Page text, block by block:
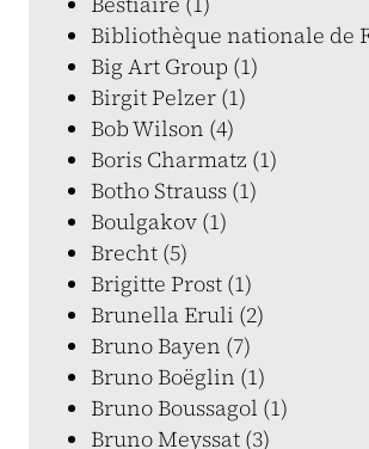
Bibliothèque nationale de
Big Art Group (1)
Birgit Pelzer (1)
Bob Wilson (4)
Boris Charmatz (1)
Botho Strauss (1)
Boulgakov (1)
Brecht (5)
Brigitte Prost (1)
Brunella Eruli (2)
Bruno Bayen (7)
Bruno Boëglin (1)
Bruno Boussagol (1)
Bruno Meyssat (3)